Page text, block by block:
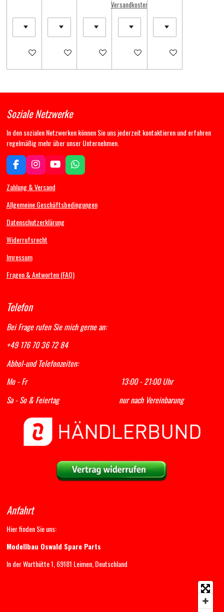
In den WarenkorbIn den WarenkorbIn den Warenkorb
Versandkosten
In den WarenkorbIn den Warenkorb
Soziale Netzwerke
In den sozialen Netzwerken können Sie uns jederzeit kontaktieren und erfahren
regelmäßig mehr über unser Unternehmen.
F
a
c
b
o
I
n
s
a
r
m
Y
o
u
u
e
W
h
s
Zahlung & Versand
Allgemeine Geschäftsbedingungen
Datenschutzerklärung
Widerrufsrecht
Imressum
Fragen & Antworten (FAQ)
Telefon
Bei Frage rufen Sie mich gerne an:
+49 176 70 36 72 84
Abhol-und Telefonzeiten:
Mo - Fr 13:00 - 21:00 Uhr
Sa - So & Feiertag nur nach Vereinbarung
Anfahrt
Hier finden Sie uns:
Modellbau Oswald Spare Parts
In der Warthütte 1, 69181 Leimen, Deutschland